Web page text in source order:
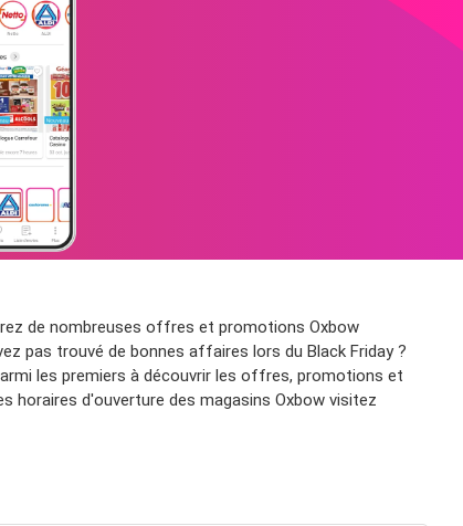
de nombreuses offres et promotions Oxbow
pas trouvé de bonnes affaires lors du Black Friday ?
les premiers à découvrir les offres, promotions et
horaires d'ouverture des magasins Oxbow visitez